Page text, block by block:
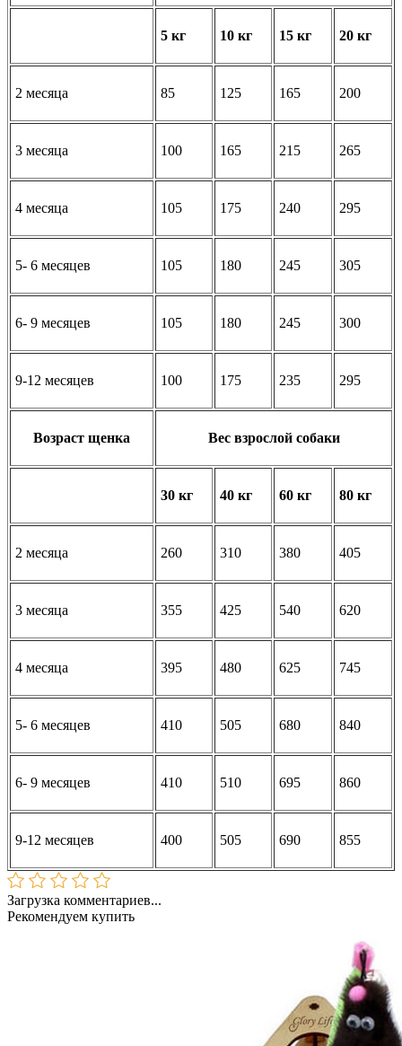
5 кг 10 кг 15 кг 20 кг
2 месяца 85 125 165 200
3 месяца 100 165 215 265
4 месяца 105 175 240 295
5- 6 месяцев 105 180 245 305
6- 9 месяцев 105 180 245 300
9-12 месяцев 100 175 235 295
Возраст щенка Вес взрослой собаки
30 кг 40 кг 60 кг 80 кг
2 месяца 260 310 380 405
3 месяца 355 425 540 620
4 месяца 395 480 625 745
5- 6 месяцев 410 505 680 840
6- 9 месяцев 410 510 695 860
9-12 месяцев 400 505 690 855
Загрузка комментариев...
Рекомендуем купить